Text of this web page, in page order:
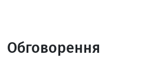
Обговорення